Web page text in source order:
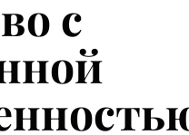
с